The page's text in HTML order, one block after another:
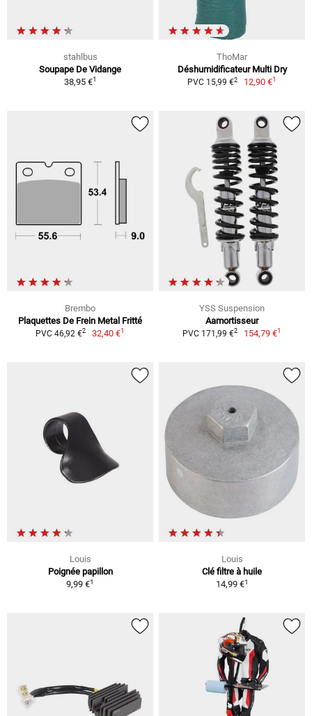
stahlbus
Soupape De Vidange
38,95 €1
ThoMar
Déshumidificateur Multi Dry
PVC 15,99 €2 12,90 €1
Brembo
Plaquettes De Frein Metal Fritté
PVC 46,92 €2 32,40 €1
YSS Suspension
Aamortisseur
PVC 171,99 €2 154,79 €1
Louis
Poignée papillon
9,99 €1
Louis
Clé filtre à huile
14,99 €1